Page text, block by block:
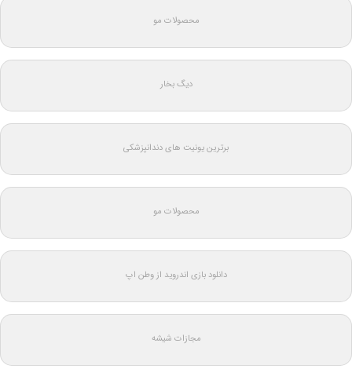
محصولات مو
دیگ بخار
برترین یونیت های دندانپزشکی
محصولات مو
دانلود بازی اندروید از وطن اپ
مجازات شیشه